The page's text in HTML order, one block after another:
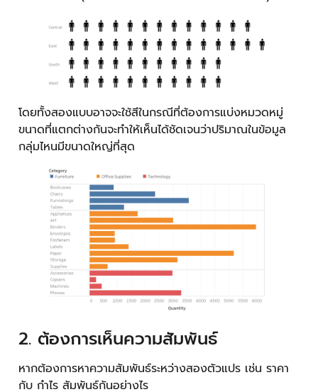
โดยทั้งสองแบบอาจจะใช้สีในกรณีที่ต้องการแบ่งหมวดหมู่
ขนาดที่แตกต่างกันจะทำให้เห็นได้ชัดเจนว่าปริมาณในข้อมูล
กลุ่มไหนมีขนาดใหญ่ที่สุด
2. ต้องการเห็นความสัมพันธ์
หากต้องการหาความสัมพันธ์ระหว่างสองตัวแปร เช่น ราคา
กับ กำไร สัมพันธ์กันอย่างไร